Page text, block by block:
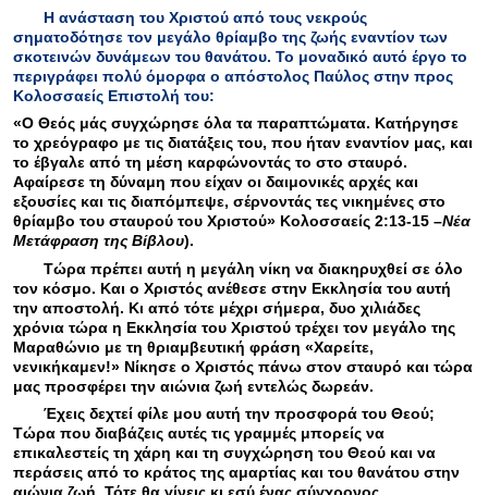
Η ανάσταση του Χριστού από τους νεκρούς
σηματοδότησε τον μεγάλο θρίαμβο της ζωής εναντίον των
σκοτεινών δυνάμεων του θανάτου. Το μοναδικό αυτό έργο το
περιγράφει πολύ όμορφα ο απόστολος Παύλος στην προς
Κολοσσαείς Επιστολή του:
«Ο Θεός μάς συγχώρησε όλα τα παραπτώματα. Κατήργησε
το χρεόγραφο με τις διατάξεις του, που ήταν εναντίον μας, και
το έβγαλε από τη μέση καρφώνοντάς το στο σταυρό.
Αφαίρεσε τη δύναμη που είχαν οι δαιμονικές αρχές και
εξουσίες και τις διαπόμπεψε, σέρνοντάς τες νικημένες στο
θρίαμβο του σταυρού του Χριστού» Κολοσσαείς 2:13-15 –Νέα
Μετάφραση της Βίβλου).
Τώρα πρέπει αυτή η μεγάλη νίκη να διακηρυχθεί σε όλο
τον κόσμο. Και ο Χριστός ανέθεσε στην Εκκλησία του αυτή
την αποστολή. Κι από τότε μέχρι σήμερα, δυο χιλιάδες
χρόνια τώρα η Εκκλησία του Χριστού τρέχει τον μεγάλο της
Μαραθώνιο με τη θριαμβευτική φράση «Χαρείτε,
νενικήκαμεν!» Νίκησε ο Χριστός πάνω στον σταυρό και τώρα
μας προσφέρει την αιώνια ζωή εντελώς δωρεάν.
Έχεις δεχτεί φίλε μου αυτή την προσφορά του Θεού;
Τώρα που διαβάζεις αυτές τις γραμμές μπορείς να
επικαλεστείς τη χάρη και τη συγχώρηση του Θεού και να
περάσεις από το κράτος της αμαρτίας και του θανάτου στην
αιώνια ζωή. Τότε θα γίνεις κι εσύ ένας σύγχρονος